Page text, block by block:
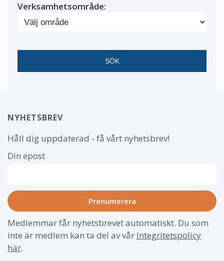
Verksamhetsområde:
NYHETSBREV
Håll dig uppdaterad - få vårt nyhetsbrev!
Din epost
Medlemmar får nyhetsbrevet automatiskt. Du som
inte är medlem kan ta del av vår Integritetspolicy
här.